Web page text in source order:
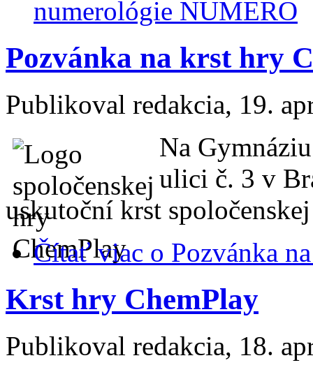
numerológie NUMERO
Pozvánka na krst hry
Publikoval redakcia, 19.
Na
ulici č. 3 v
uskutoční krst
Čítať viac o Pozvánka
Krst hry ChemPlay
Publikoval redakcia, 18.